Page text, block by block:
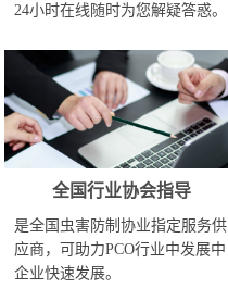
24小时在线随时为您解疑答惑。
全国行业协会指导
是全国虫害防制协业指定服务供
应商，可助力PCO行业中发展中
企业快速发展。